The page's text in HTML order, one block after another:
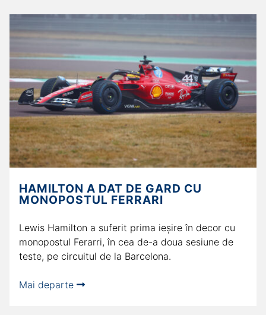
HAMILTON A DAT DE GARD CU
MONOPOSTUL FERRARI
Lewis Hamilton a suferit prima ieșire în decor cu
monopostul Ferarri, în cea de-a doua sesiune de
teste, pe circuitul de la Barcelona.
Mai departe